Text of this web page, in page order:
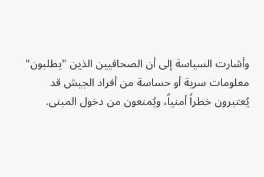
وأشارت السياسة إلى أن الصحافيين الذين "يطلبون"
معلومات سرية أو حساسة من أفراد الجيش قد
يُعتبرون خطراً أمنياً، ويُمنعون من دخول المبنى.